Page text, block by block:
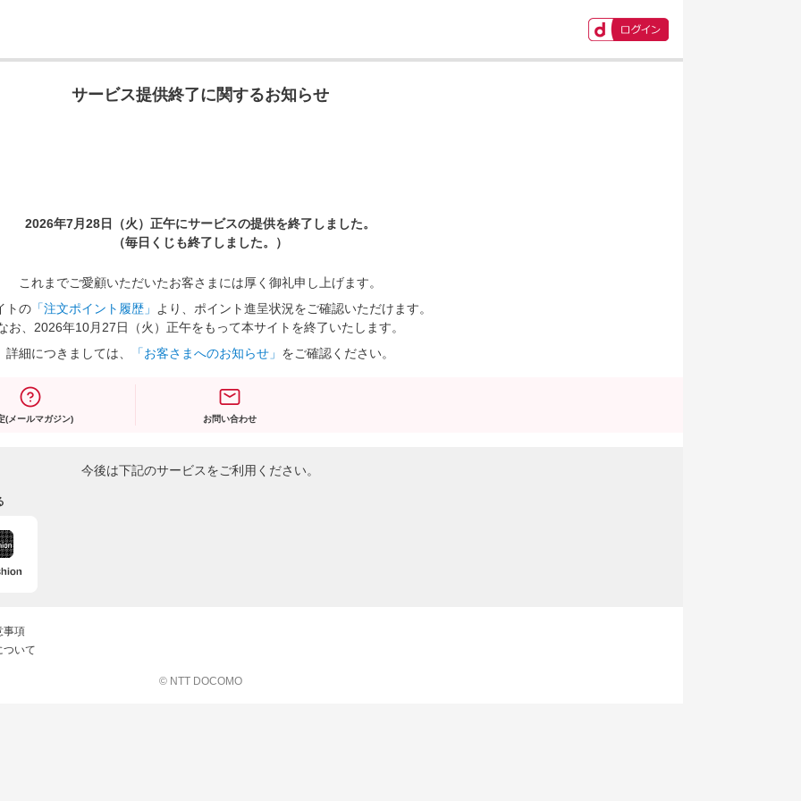
サービス提供終了に関するお知らせ
2026年7月28日（火）正午にサービスの提供を終了しました。
（毎日くじも終了しました。）
これまでご愛顧いただいたお客さまには厚く御礼申し上げます。
トの 「注文ポイント履歴」
より、ポイント進呈状況をご確認いただけます。
お、2026年10月27日（火）正午をもって本サイトを終了いたします。
詳細につきましては、
「お客さまへのお知らせ」 をご確認ください。
(メールマガジン) お問い合わせ
今後は下記のサービスをご利用ください。
事項
ついて
© NTT DOCOMO